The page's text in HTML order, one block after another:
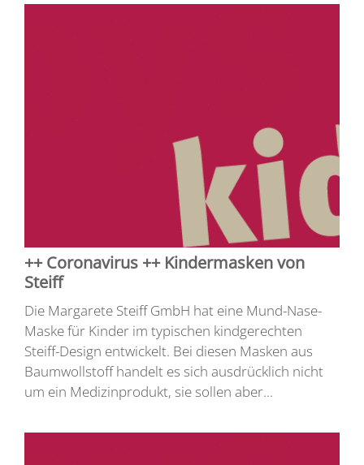
++ Coronavirus ++ Kindermasken von
Steiff
Die Margarete Steiff GmbH hat eine Mund-Nase-
Maske für Kinder im typischen kindgerechten
Steiff-Design entwickelt. Bei diesen Masken aus
Baumwollstoff handelt es sich ausdrücklich nicht
um ein Medizinprodukt, sie sollen aber...